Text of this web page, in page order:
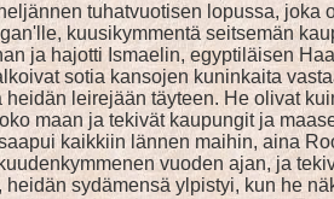
tuhatvuotisen lopussa,
kuusikymmentä seitsemän
ja hajotti Ismaelin, egyptiläisen
sotia kansojen kuninkaita
heidän leirejään täyteen. He olivat
maan ja tekivät kaupungit ja
kaikkiin lännen maihin, aina
vuoden ajan, ja
heidän sydämensä ylpistyi, kun he